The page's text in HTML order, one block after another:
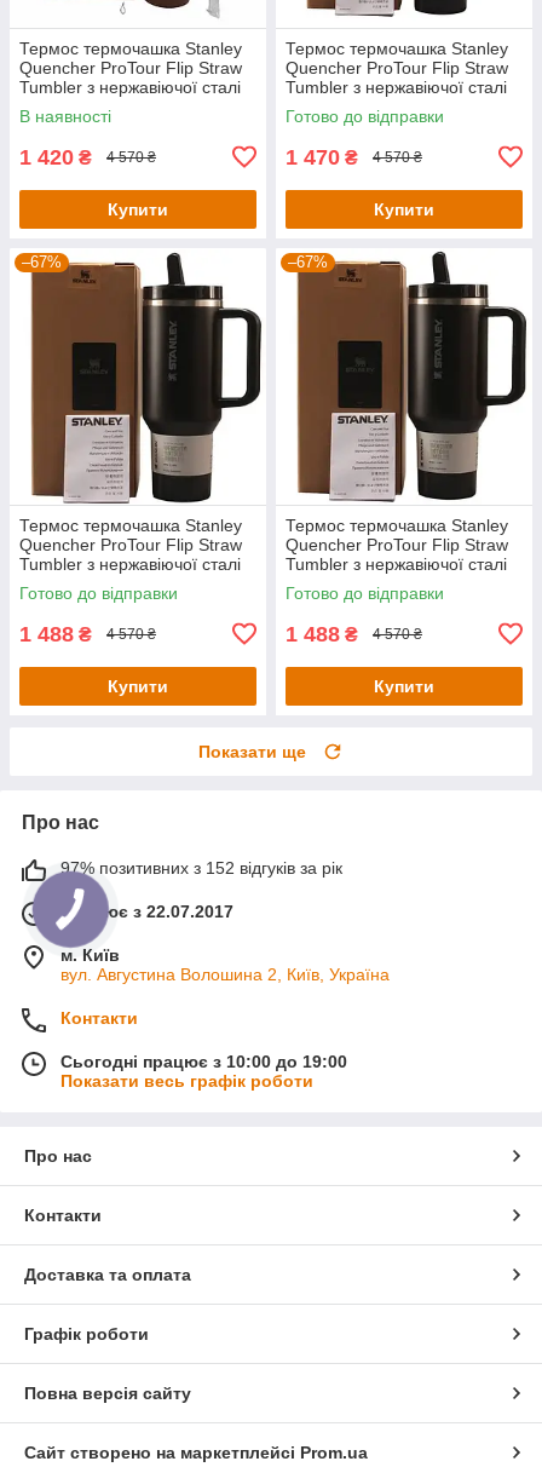
Термос термочашка Stanley
Quencher ProTour Flip Straw
Tumbler з нержавіючої сталі
1,18 л Chocolate Brown
KT7001963-C1-Уцінка
В наявності
1 420 ₴ 4 570 ₴
Купити
Термос термочашка Stanley
Quencher ProTour Flip Straw
Tumbler з нержавіючої сталі
Black 2.0 1,18 л KT6007870-
С1-Уцінка
Готово до відправки
1 470 ₴ 4 570 ₴
Купити
–67%
Термос термочашка Stanley
Quencher ProTour Flip Straw
Tumbler з нержавіючої сталі
Black 2.0 1,18 л KT6007870-
C4-Уцінка
Готово до відправки
1 488 ₴ 4 570 ₴
Купити
–67%
Термос термочашка Stanley
Quencher ProTour Flip Straw
Tumbler з нержавіючої сталі
Black 2.0 1,18 л KT6007870-
C6-Уцінка
Готово до відправки
1 488 ₴ 4 570 ₴
Купити
Показати ще
Про нас
97% позитивних з 152 відгуків за рік
Працює з 22.07.2017
м. Київ
вул. Августина Волошина 2, Київ, Україна
Контакти
Сьогодні працює з 10:00 до 19:00
Показати весь графік роботи
Про нас
Контакти
Доставка та оплата
Графік роботи
Повна версія сайту
Сайт створено на маркетплейсі Prom.ua